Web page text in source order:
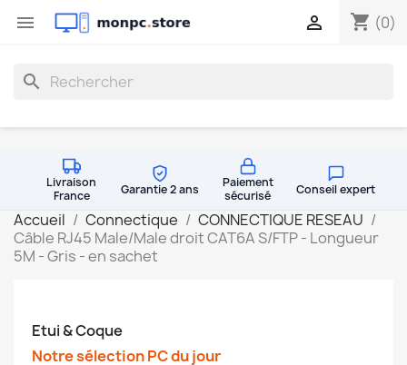
 shopping_cart (0)

search
Livraison
France
Garantie 2 ans
Paiement
sécurisé
Conseil expert
Accueil Connectique
CONNECTIQUE RESEAU
Câble RJ45 Male/Male droit CAT6A S/FTP - Longueur
5M - Gris - en sachet
Etui & Coque
Notre sélection PC du jour